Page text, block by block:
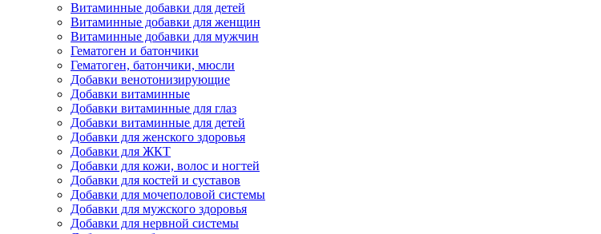
Витаминные добавки для детей
Витаминные добавки для женщин
Витаминные добавки для мужчин
Гематоген и батончики
Гематоген, батончики, мюсли
Добавки венотонизирующие
Добавки витаминные
Добавки витаминные для глаз
Добавки витаминные для детей
Добавки для женского здоровья
Добавки для ЖКТ
Добавки для кожи, волос и ногтей
Добавки для костей и суставов
Добавки для мочеполовой системы
Добавки для мужского здоровья
Добавки для нервной системы